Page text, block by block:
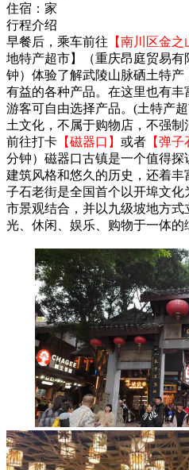
住宿： 家
行程介绍
早餐后，乘车前往 【南川区金之
地特产超市】（重庆昂庭贸易有
钟）体验了解武陵山脉硒土特
有益的各种产品。在这里也有丰
游客可自由选择产品。(土特产
土文化，不属于购物店，不强制
前往打卡 【磁器口】 或者 【弹子
分钟）磁器口古镇是一个值得
建筑风格和悠久的历史，还着
子石老街是全国首个以开埠文
市景观结合，并以九级坡地方
光、休闲、娱乐、购物于一体的